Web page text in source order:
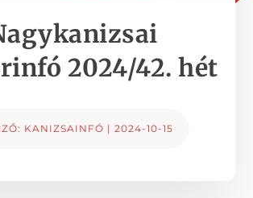
2024/42. hét
KANIZSAINFÓ | 2024-10-15